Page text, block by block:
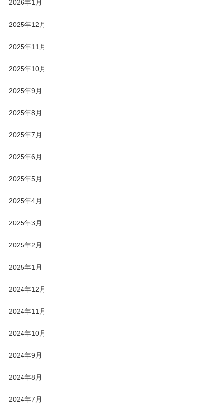
2026年1月
2025年12月
2025年11月
2025年10月
2025年9月
2025年8月
2025年7月
2025年6月
2025年5月
2025年4月
2025年3月
2025年2月
2025年1月
2024年12月
2024年11月
2024年10月
2024年9月
2024年8月
2024年7月